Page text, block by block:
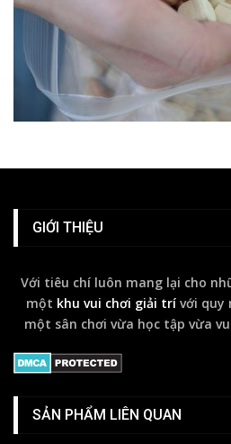
GIỚI THIỆU
Với tiêu chí luôn mang lại cho
một khu vui chơi giải trí với quy
một sân chơi vừa học tập vừa
SẢN PHẨM LIÊN QUAN